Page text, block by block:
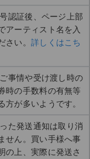
認証後、ページ上部
アーティスト名を入
さい。 詳しくはこち
事情や受け渡し時の
時の手数料の有無等
方が多いようです。
た発送通知は取り消
せん。買い手様へ事
の上、実際に発送さ